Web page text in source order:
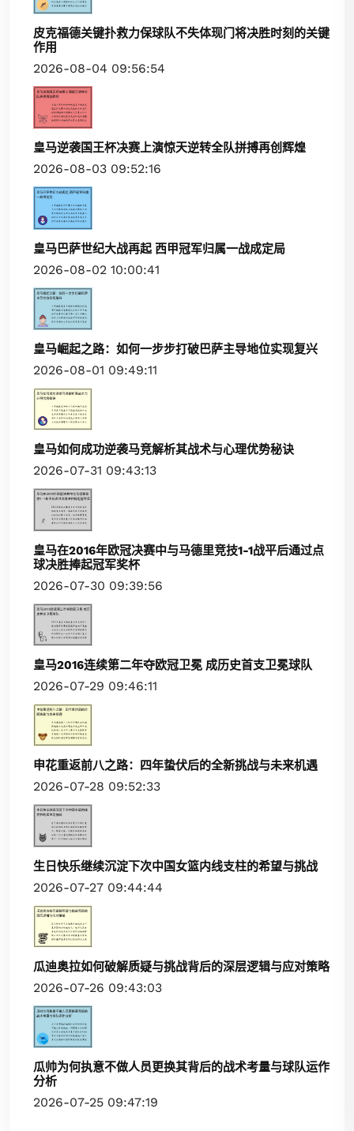
皮克福德关键扑救力保球队不失体现门将决胜时刻的关键
作用
2026-08-04 09:56:54
皇马逆袭国王杯决赛上演惊天逆转全队拼搏再创辉煌
2026-08-03 09:52:16
皇马巴萨世纪大战再起 西甲冠军归属一战成定局
2026-08-02 10:00:41
皇马崛起之路：如何一步步打破巴萨主导地位实现复兴
2026-08-01 09:49:11
皇马如何成功逆袭马竞解析其战术与心理优势秘诀
2026-07-31 09:43:13
皇马在2016年欧冠决赛中与马德里竞技1-1战平后通过点
球决胜捧起冠军奖杯
2026-07-30 09:39:56
皇马2016连续第二年夺欧冠卫冕 成历史首支卫冕球队
2026-07-29 09:46:11
申花重返前八之路：四年蛰伏后的全新挑战与未来机遇
2026-07-28 09:52:33
生日快乐继续沉淀下次中国女篮内线支柱的希望与挑战
2026-07-27 09:44:44
瓜迪奥拉如何破解质疑与挑战背后的深层逻辑与应对策略
2026-07-26 09:43:03
瓜帅为何执意不做人员更换其背后的战术考量与球队运作
分析
2026-07-25 09:47:19